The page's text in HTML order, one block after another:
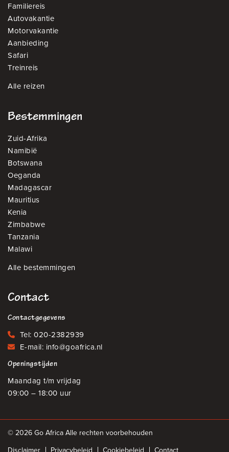
Familiereis
Autovakantie
Motorvakantie
Aanbieding
Safari
Treinreis
Alle reizen
Bestemmingen
Zuid-Afrika
Namibië
Botswana
Oeganda
Madagascar
Mauritius
Kenia
Zimbabwe
Tanzania
Malawi
Alle bestemmingen
Contact
Contactgegevens
Tel: 020-2382939
E-mail: info@goafrica.nl
Openingstijden
Maandag t/m vrijdag
09:00 – 18:00 uur
© 2026 Go Africa Alle rechten voorbehouden